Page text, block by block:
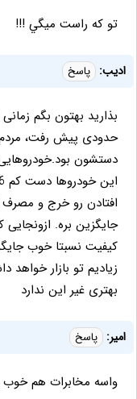
تو كه راست ميگي !!!
ادیب: پاسخ
بذارید بهتون بگم
دستشون
افتادن رو خرج و مصرف
جایگزین بره.
کیفیت نسبتا خوب
زیادیم تو بازار
بهتری غیر این ندارد
امیر: پاسخ
واسه مخابرات هم خوب